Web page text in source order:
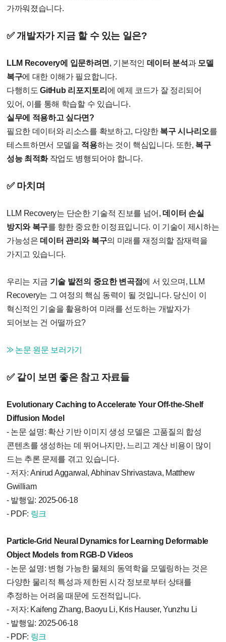
가까워졌습니다.
✅ 개발자가 지금 할 수 있는 일은?
LLM Recovery에 입문하려면 , 기본적인 데이터 분석 과 모델
복구에 대한 이해가 필요합니다.
다행히도GitHub 리포지토리 에 예제 코드가 잘 정리되어
있어, 이를 통해 학습할 수 있습니다.
실무에 적용하고 싶다면?
필요한 데이터와 리소스를 확보하고, 다양한 복구 시나리오를
테스트하면서 모델을 적용하는 것이 핵심입니다. 또한, 복구
성능 최적화작업도 병행되어야 합니다.
✅ 마치며
LLM Recovery는 단순한 기술적 진보를 넘어,데이터 손실
방지와 복구를 향한 중요한 이정표입니다. 이 기술이 제시하는
가능성은데이터 관리와 복구의 미래를 재정의할 잠재력을
가지고 있습니다.
우리는 지금 기술 발전의 중요한 변곡점에 서 있으며, LLM
Recovery는 그 여정의 핵심 동력이 될 것입니다. 당신이 이
혁신적인 기술을 활용하여 미래를 선도하는 개발자가
되어보는 건 어떨까요?
⨠ 논문 원문 보러가기
✅ 같이 보면 좋은 참고 자료들
Evolutionary Caching to Accelerate Your Off-the-Shelf
Diffusion Model
- 논문 설명: 확산 기반 이미지 생성 모델은 고품질의 합성
콘텐츠를 생성하는 데 뛰어나지만, 느리고 계산 비용이 많이
드는 추론 문제를 겪고 있습니다.
- 저자: Anirud Aggarwal, Abhinav Shrivastava, Matthew
Gwilliam
- 발행일: 2025-06-18
- PDF: 링크
Particle-Grid Neural Dynamics for Learning Deformable
Object Models from RGB-D Videos
- 논문 설명: 변형 가능한 물체의 동역학을 모델링하는 것은
다양한 물리적 특성과 제한된 시각 정보로부터 상태를
추정하는 어려움 때문에 도전적입니다.
- 저자: Kaifeng Zhang, Baoyu Li, Kris Hauser, Yunzhu Li
- 발행일: 2025-06-18
- PDF: 링크